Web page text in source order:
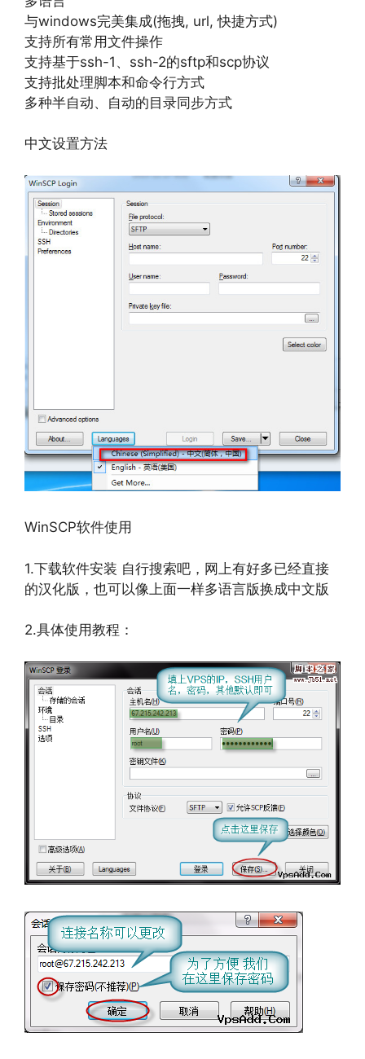
与windows完美集成(拖拽, url, 快捷方式)
支持所有常用文件操作
支持基于ssh-1、ssh-2的sftp和scp协议
支持批处理脚本和命令行方式
多种半自动、自动的目录同步方式
中文设置方法
WinSCP软件使用
1.下载软件安装 自行搜索吧，网上有好多已经直接
的汉化版，也可以像上面一样多语言版换成中文版
2.具体使用教程：